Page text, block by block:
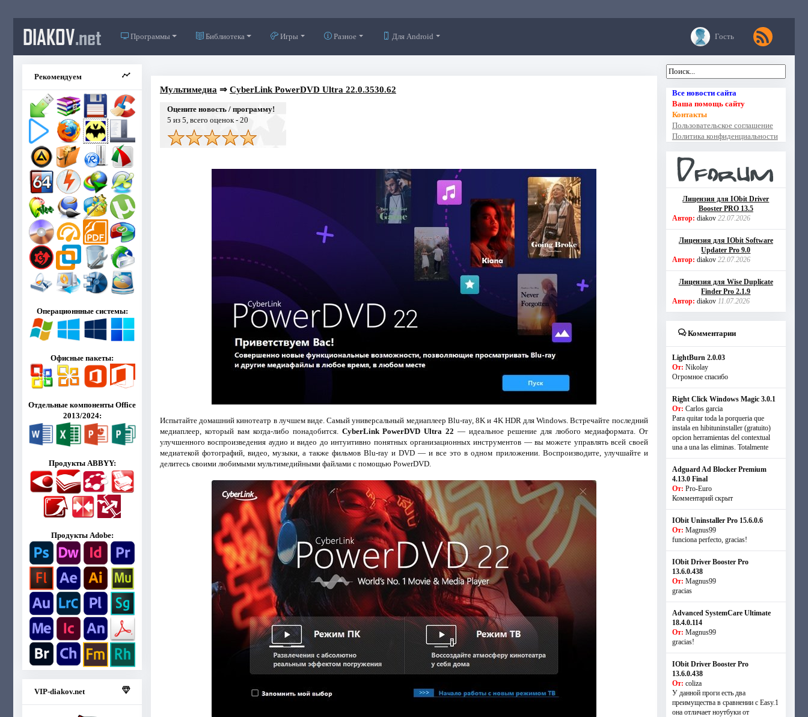
DIAKOV.net Программы Библиотека Игры Разное Для Android Гость
Рекомендуем
Операционнные системы:
Офисные пакеты:
Отдельные компоненты Office
2013/2024:
Продукты ABBYY:
Продукты Adobe:
VIP-diakov.net
Мультимедиа ⇒ CyberLink PowerDVD Ultra 22.0.3530.62
Оцените новость / программу!
5 из 5, всего оценок - 20
Испытайте домашний кинотеатр в лучшем виде. Самый универсальный медиаплеер Blu-ray, 8K и 4K HDR для Windows. Встречайте последний
медиаплеер, который вам когда-либо понадобится. CyberLink PowerDVD Ultra 22 — идеальное решение для любого медиаформата. От
улучшенного воспроизведения аудио и видео до интуитивно понятных организационных инструментов — вы можете управлять всей своей
медиатекой фотографий, видео, музыки, а также фильмов Blu-ray и DVD — и все это в одном приложении. Воспроизводите, улучшайте и
делитесь своими любимыми мультимедийными файлами с помощью PowerDVD.
Все новости сайта
Ваша помощь сайту
Контакты
Пользовательское соглашение
Политика конфиденциальности
Лицензия для IObit Driver
Booster PRO 13.5
Автор: diakov 22.07.2026
Лицензия для IObit Software
Updater Pro 9.0
Автор: diakov 22.07.2026
Лицензия для Wise Duplicate
Finder Pro 2.1.9
Автор: diakov 11.07.2026
Комментарии
LightBurn 2.0.03
От: Nikolay
Огромное спасибо
Right Click Windows Magic 3.0.1
От: Carlos garcia
Para quitar toda la porqueria que
instala en hibituninstaller (gratuito)
opcion herramientas del contextual
una a una las eliminas. Totalmente
Adguard Ad Blocker Premium
4.13.0 Final
От: Pro-Euro
Комментарий скрыт
IObit Uninstaller Pro 15.6.0.6
От: Magnus99
funciona perfecto, gracias!
IObit Driver Booster Pro
13.6.0.438
От: Magnus99
gracias
Advanced SystemCare Ultimate
18.4.0.114
От: Magnus99
gracias!
IObit Driver Booster Pro
13.6.0.438
От: coliza
У данной проги есть два
преимущества в сравнении с Easy.1
она отличает ноутбуки от